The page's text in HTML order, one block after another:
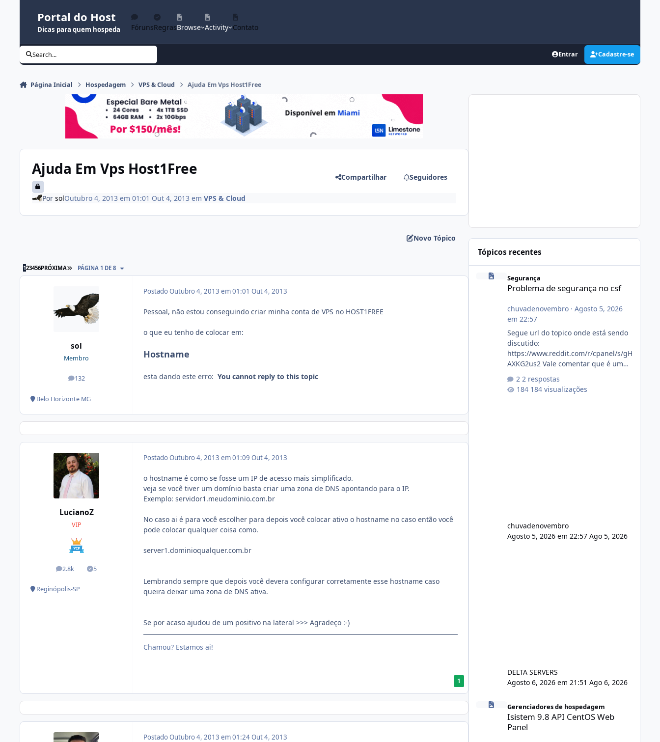
Portal do Host
Dicas para quem hospeda FórunsRegrasBrowse Activity Contato
Search... Entrar Cadastre-se
Página Inicial Hospedagem VPS & Cloud Ajuda Em Vps Host1Free
Ajuda Em Vps Host1Free Compartilhar Seguidores
Por solOutubro 4, 2013 em 01:01 Out 4, 2013 em VPS & Cloud
Novo Tópico
123456PRÓXIMA PÁGINA 1 DE 8
sol
Membro
132
posts
Belo Horizonte MG
PostadoOutubro 4, 2013 em 01:01 Out 4, 2013
Pessoal, não estou conseguindo criar minha conta de VPS no HOST1FREE
o que eu tenho de colocar em:
Hostname
esta dando este erro: You cannot reply to this topic
LucianoZ
VIP
2.8k
posts 5
Soluções
Reginópolis-SP
PostadoOutubro 4, 2013 em 01:09 Out 4, 2013
o hostname é como se fosse um IP de acesso mais simplificado.
veja se você tiver um domínio basta criar uma zona de DNS apontando para o IP.
Exemplo: servidor1.meudominio.com.br
No caso ai é para você escolher para depois você colocar ativo o hostname no caso então você
pode colocar qualquer coisa como.
server1.dominioqualquer.com.br
Lembrando sempre que depois você devera configurar corretamente esse hostname caso
queira deixar uma zona de DNS ativa.
Se por acaso ajudou de um positivo na lateral >>> Agradeço :-)
Chamou? Estamos ai!
1
PostadoOutubro 4, 2013 em 01:24Out 4, 2013
Tópicos recentes
Problema de segurança no csf
Segurança
Problema de segurança no csf
chuvadenovembro· Agosto 5, 2026
em 22:57
Segue url do topico onde está sendo
discutido:
https://www.reddit.com/r/cpanel/s/gH
AXKG2us2 Vale comentar que é um
pegada no da.
2 respostas
184 visualizações
chuvadenovembro
Agosto 5, 2026 em 22:57 Ago 5, 2026
DELTA SERVERS
Agosto 6, 2026 em 21:51 Ago 6, 2026
Isistem 9.8 API CentOS Web Panel
Gerenciadores de hospedagem
Isistem 9.8 API CentOS Web
Panel